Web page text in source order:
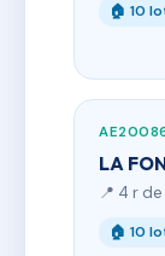
🏠 10
LA
📍 4 r
🏠 10